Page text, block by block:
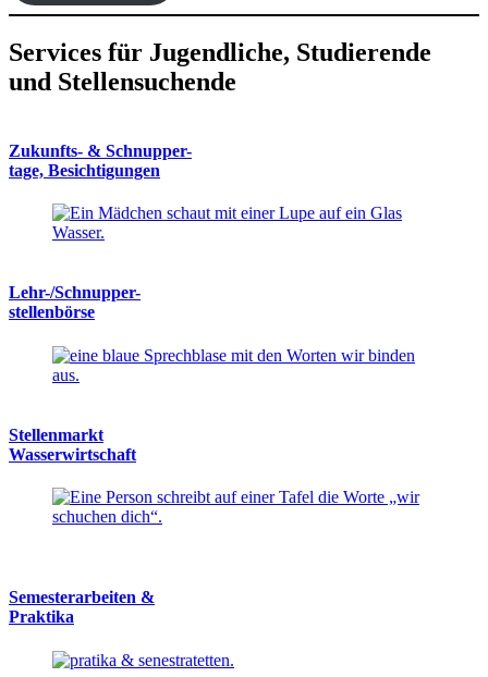
Services für Jugendliche, Studierende
und Stellensuchende
Zukunfts- & Schnupper-
tage, Besichtigungen
Lehr-/Schnupper-
stellenbörse
Stellenmarkt
Wasserwirtschaft
Semesterarbeiten &
Praktika